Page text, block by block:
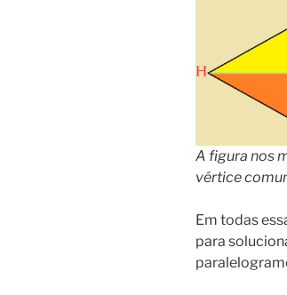
A figura nos
vértice
Em todas
para